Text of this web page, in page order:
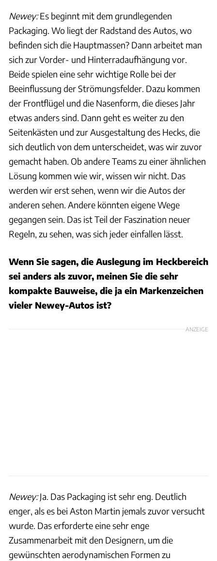
Newey:Es beginnt mit dem grundlegenden
Packaging. Wo liegt der Radstand des Autos, wo
befinden sich die Hauptmassen? Dann arbeitet man
sich zur Vorder- und Hinterradaufhängung vor.
Beide spielen eine sehr wichtige Rolle bei der
Beeinflussung der Strömungsfelder. Dazu kommen
der Frontflügel und die Nasenform, die dieses Jahr
etwas anders sind. Dann geht es weiter zu den
Seitenkästen und zur Ausgestaltung des Hecks, die
sich deutlich von dem unterscheidet, was wir zuvor
gemacht haben. Ob andere Teams zu einer ähnlichen
Lösung kommen wie wir, wissen wir nicht. Das
werden wir erst sehen, wenn wir die Autos der
anderen sehen. Andere könnten eigene Wege
gegangen sein. Das ist Teil der Faszination neuer
Regeln, zu sehen, was sich jeder einfallen lässt.
Wenn Sie sagen, die Auslegung im Heckbereich
sei anders als zuvor, meinen Sie die sehr
kompakte Bauweise, die ja ein Markenzeichen
vieler Newey-Autos ist?
ANZEIGE
Newey:Ja. Das Packaging ist sehr eng. Deutlich
enger, als es bei Aston Martin jemals zuvor versucht
wurde. Das erforderte eine sehr enge
Zusammenarbeit mit den Designern, um die
gewünschten aerodynamischen Formen zu